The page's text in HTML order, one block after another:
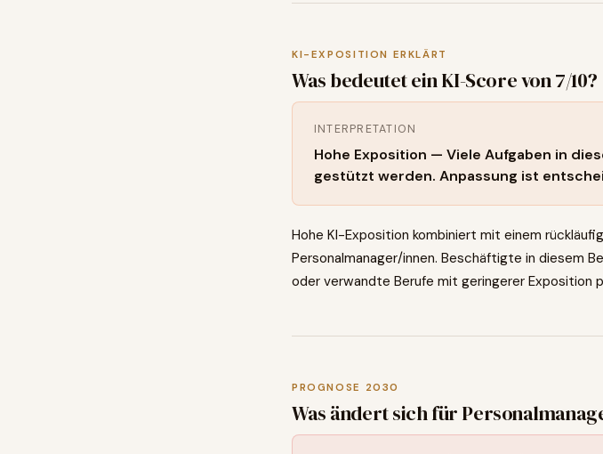
KI-EXPOSITION ERKLÄRT
Was bedeutet ein KI-Score von7/10?
INTERPRETATION
Hohe Exposition — Viele Aufgaben in
gestützt werden. Anpassung ist
Hohe KI-Exposition kombiniert mit einem
Personalmanager/innen. Beschäftigte in diesem
oder verwandte Berufe mit geringerer Exposition
PROGNOSE 2030
Was ändert sich für